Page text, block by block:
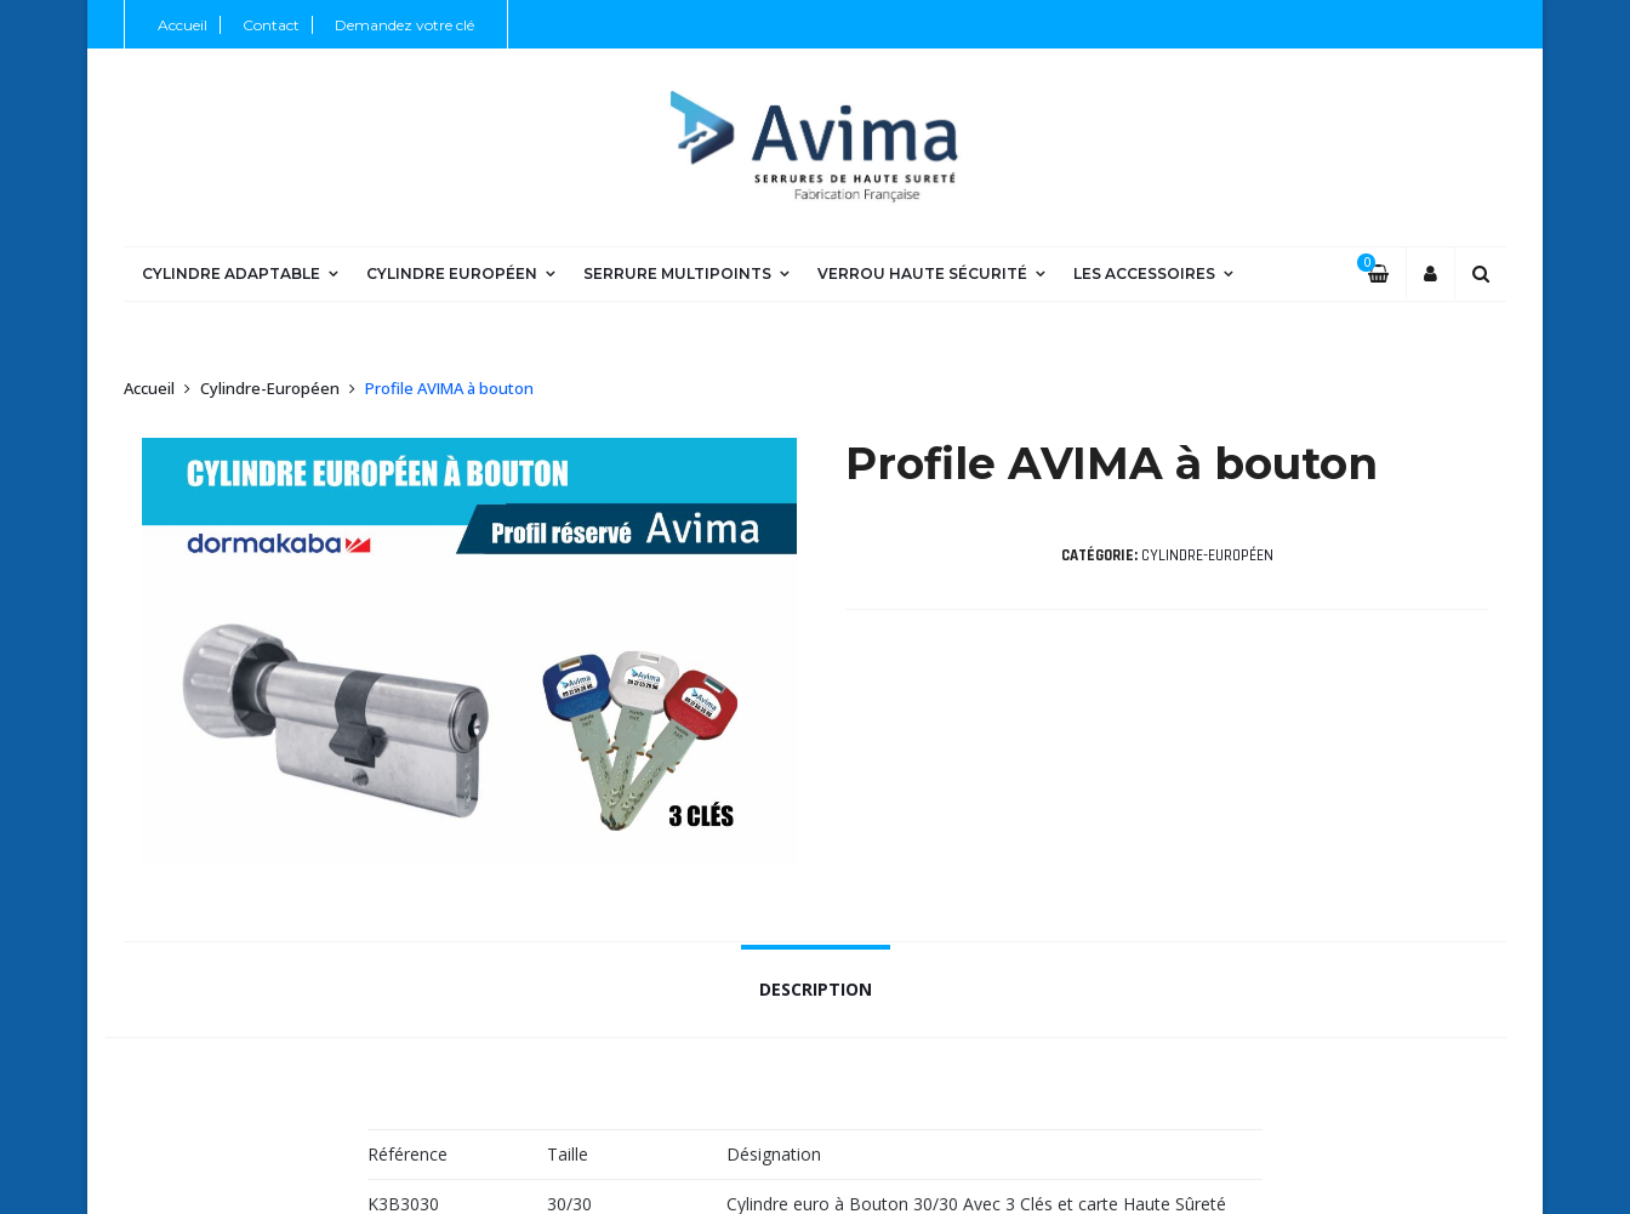
Accueil Contact Demandez votre clé
CYLINDRE ADAPTABLE CYLINDRE EUROPÉEN SERRURE MULTIPOINTS VERROU HAUTE SÉCURITÉ LES ACCESSOIRES
0
Accueil Cylindre-Européen Profile AVIMA à bouton
Profile AVIMA à bouton
CATÉGORIE: CYLINDRE-EUROPÉEN
DESCRIPTION
Référence Taille Désignation
K3B3030 30/30
Cylindre euro à Bouton 30/30 Avec 3 Clés et carte Haute Sûreté